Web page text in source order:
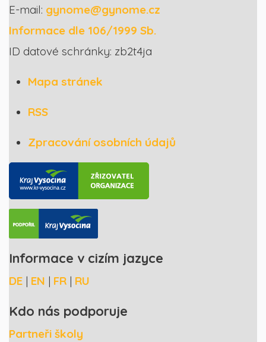
E-mail: gynome@gynome.cz
Informace dle 106/1999 Sb.
ID datové schránky: zb2t4ja
Mapa stránek
RSS
Zpracování osobních údajů
Informace v cizím jazyce
DE | EN | FR | RU
Kdo nás podporuje
Partneři školy